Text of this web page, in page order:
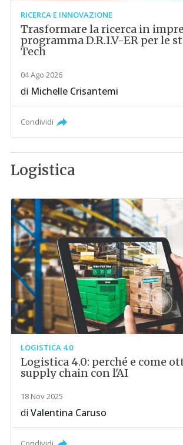
RICERCA E INNOVAZIONE
Trasformare la ricerca in
programma D.R.I.V-ER per le
Tech
04 Ago 2026
di Michelle Crisantemi
Condividi
Logistica
LOGISTICA 4.0
Logistica 4.0: perché e come
supply chain con l'AI
18 Nov 2025
diValentina Caruso